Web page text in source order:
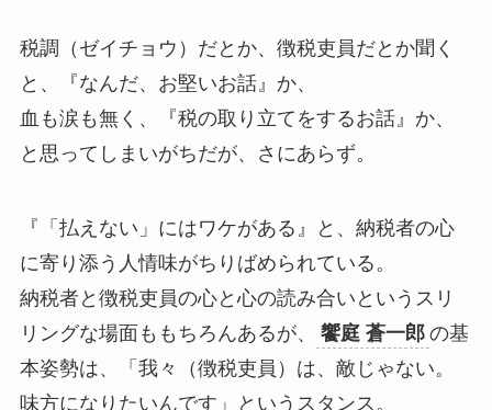
税調（ゼイチョウ）だとか、徴税吏員だとか聞く
と、『なんだ、お堅いお話』か、
血も涙も無く、『税の取り立てをするお話』か、
と思ってしまいがちだが、さにあらず。
『「払えない」にはワケがある』と、納税者の心
に寄り添う人情味がちりばめられている。
納税者と徴税吏員の心と心の読み合いというスリ
リングな場面ももちろんあるが、
饗庭 蒼一郎 の基
本姿勢は、「我々（徴税吏員）は、敵じゃない。
味方になりたいんです」というスタンス。